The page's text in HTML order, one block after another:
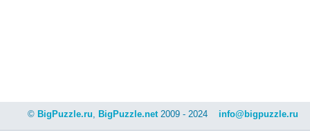
© BigPuzzle.ru, BigPuzzle.net2009 - 2024 info@bigpuzzle.ru